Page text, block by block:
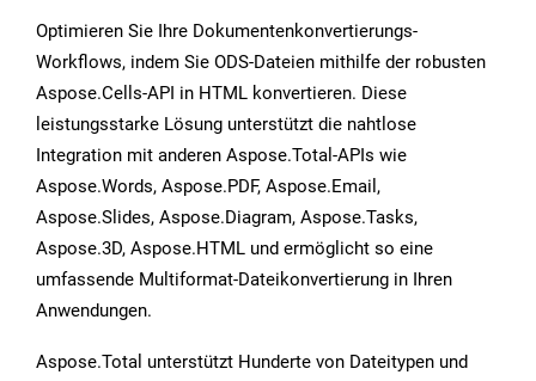
Optimieren Sie Ihre Dokumentenkonvertierungs-
Workflows, indem Sie ODS-Dateien mithilfe der robusten
Aspose.Cells-API in HTML konvertieren. Diese
leistungsstarke Lösung unterstützt die nahtlose
Integration mit anderen Aspose.Total-APIs wie
Aspose.Words, Aspose.PDF, Aspose.Email,
Aspose.Slides, Aspose.Diagram, Aspose.Tasks,
Aspose.3D, Aspose.HTML und ermöglicht so eine
umfassende Multiformat-Dateikonvertierung in Ihren
Anwendungen.
Aspose.Total unterstützt Hunderte von Dateitypen und